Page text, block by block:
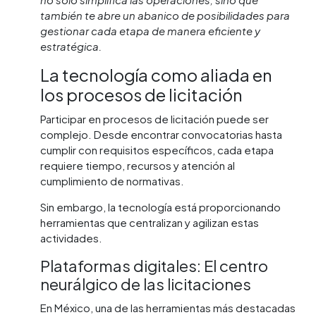
también te abre un abanico de posibilidades para
gestionar cada etapa de manera eficiente y
estratégica.
La tecnología como aliada en
los procesos de licitación
Participar en procesos de licitación puede ser
complejo. Desde encontrar convocatorias hasta
cumplir con requisitos específicos, cada etapa
requiere tiempo, recursos y atención al
cumplimiento de normativas.
Sin embargo, la tecnología está proporcionando
herramientas que centralizan y agilizan estas
actividades.
Plataformas digitales: El centro
neurálgico de las licitaciones
En México, una de las herramientas más destacadas